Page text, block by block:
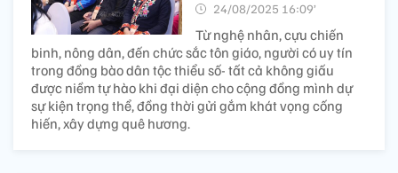
24/08/2025 16:09’
Từ nghệ nhân, cựu chiến
binh, nông dân, đến chức sắc tôn giáo, người có uy tín
trong đồng bào dân tộc thiểu số- tất cả không giấu
được niềm tự hào khi đại diện cho cộng đồng mình dự
sự kiện trọng thể, đồng thời gửi gắm khát vọng cống
hiến, xây dựng quê hương.